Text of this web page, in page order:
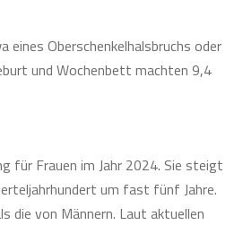
eines Oberschenkelhalsbruchs oder
und Wochenbett machten 9,4
für Frauen im Jahr 2024. Sie steigt
um fast fünf Jahre.
die von Männern. Laut aktuellen